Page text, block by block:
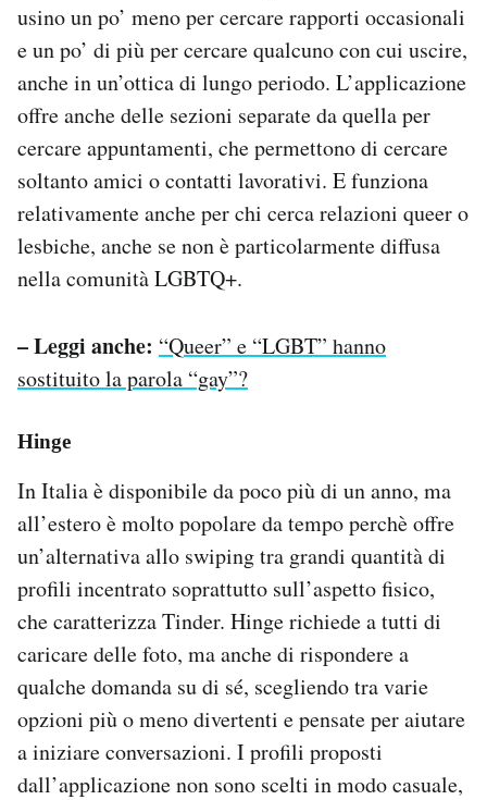
usino un po’ meno per cercare rapporti occasionali
e un po’ di più per cercare qualcuno con cui uscire,
anche in un’ottica di lungo periodo. L’applicazione
offre anche delle sezioni separate da quella per
cercare appuntamenti, che permettono di cercare
soltanto amici o contatti lavorativi. E funziona
relativamente anche per chi cerca relazioni queer o
lesbiche, anche se non è particolarmente diffusa
nella comunità LGBTQ+.
– Leggi anche: “Queer” e “LGBT” hanno
sostituito la parola “gay”?
Hinge
In Italia è disponibile da poco più di un anno, ma
all’estero è molto popolare da tempo perchè offre
un’alternativa allo swiping tra grandi quantità di
profili incentrato soprattutto sull’aspetto fisico,
che caratterizza Tinder. Hinge richiede a tutti di
caricare delle foto, ma anche di rispondere a
qualche domanda su di sé, scegliendo tra varie
opzioni più o meno divertenti e pensate per aiutare
a iniziare conversazioni. I profili proposti
dall’applicazione non sono scelti in modo casuale,